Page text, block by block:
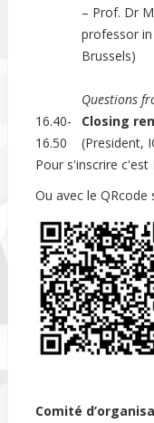
– Prof. Dr
professor
Brussels)
Questions
16.40-
16.50
Closing
(President,
Pour s'inscrire c'est
Ou avec le QRcode
Comité